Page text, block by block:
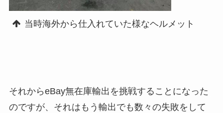
当時海外から仕入れていた様なヘルメット
それからeBay無在庫輸出を挑戦することになった
のですが、それはもう輸出でも数々の失敗をして